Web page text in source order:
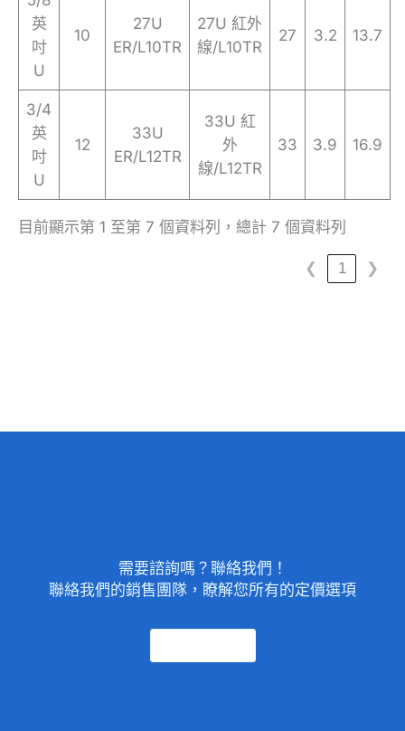
英
吋
U
10
27U
ER/L10TR
27U 紅外
線/L10TR
27 3.2 13.7
3/4
英
吋
U
12
33U
ER/L12TR
33U 紅
外
線/L12TR
33 3.9 16.9
目前顯示第 1 至第 7 個資料列，總計 7 個資料列
❮ 1 ❯
需要諮詢嗎？聯絡我們！
聯絡我們的銷售團隊，瞭解您所有的定價選項